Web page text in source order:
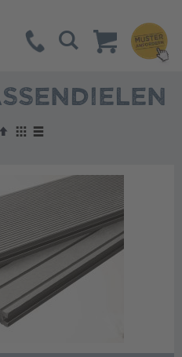
Suche
AbsteigendAnzeigen